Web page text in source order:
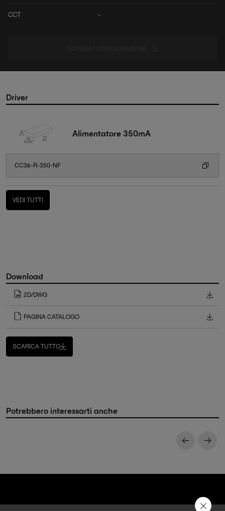
CCT -
Driver
Alimentatore 350mA
CC36-R-350-NF
VEDI TUTTI
Download
2D/DWG
PAGINA CATALOGO
SCARICA TUTTO
Potrebbero interessarti anche